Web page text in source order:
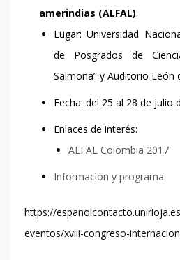
amerindias (ALFAL).
Lugar: Universidad
de Posgrados de
Salmona” y Auditorio León
Fecha: del 25 al 28 de julio
Enlaces de interés:
ALFAL Colombia 2017
Información y programa
https://
eventos/xviii-congreso-